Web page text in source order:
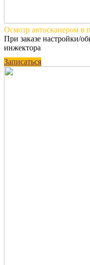
Осмотр автосканером в
При заказе настройки/
инжектора
Записаться